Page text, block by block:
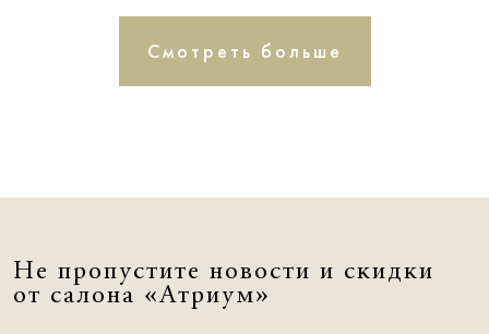
Смотреть больше
Не пропустите новости и скидки
от салона «Атриум»